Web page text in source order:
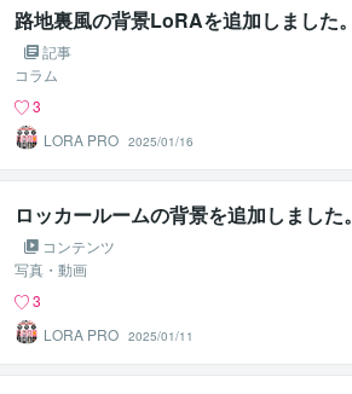
路地裏風の背景LoRAを追加しました。
記事
コラム
3
LORA PRO 2025/01/16
ロッカールームの背景を追加しました。
コンテンツ
写真・動画
3
LORA PRO 2025/01/11